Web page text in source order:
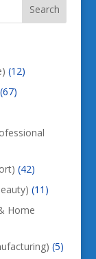
(12)
(67)
(42)
(11)
Home
(5)